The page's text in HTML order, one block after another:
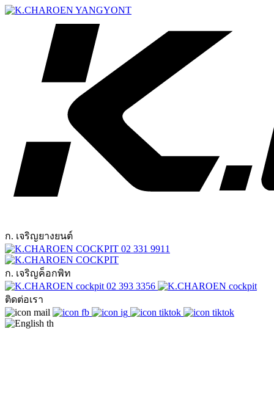
ก. เจริญยางยนต์
02 331 9911
ก. เจริญค็อกพิท
02 393 3356
ติดต่อเรา
th